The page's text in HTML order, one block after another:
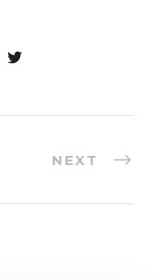
NEXT